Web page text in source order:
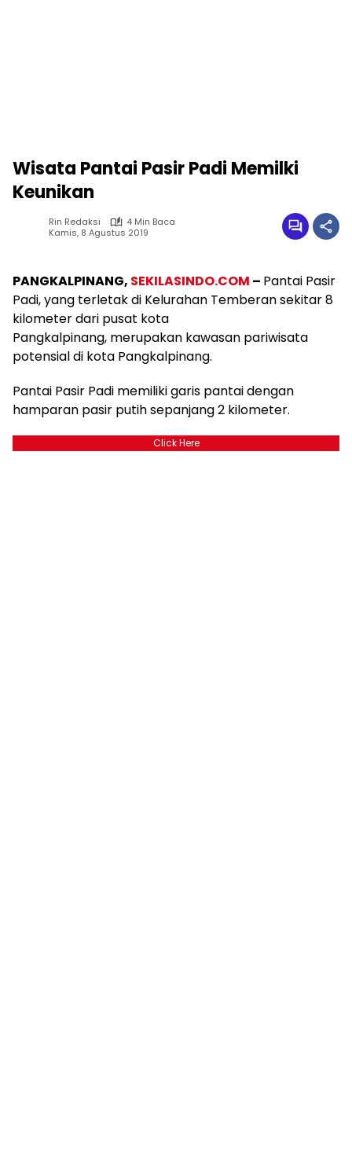
Wisata Pantai Pasir Padi Memilki
Keunikan
Rin Redaksi
4 Min Baca
Kamis, 8 Agustus 2019
PANGKALPINANG, SEKILASINDO.COM – Pantai Pasir
Padi, yang terletak di Kelurahan Temberan sekitar 8
kilometer dari pusat kota
Pangkalpinang, merupakan kawasan pariwisata
potensial di kota Pangkalpinang.
Pantai Pasir Padi memiliki garis pantai dengan
hamparan pasir putih sepanjang 2 kilometer.
Click Here